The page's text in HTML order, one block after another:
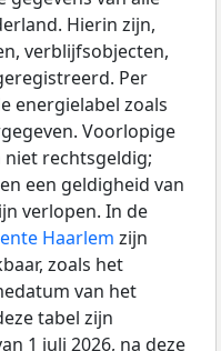
Hierin zijn,
verblijfsobjecten,
Per
energielabel zoals
Voorlopige
rechtsgeldig;
een geldigheid van
verlopen. In de
Haarlem zijn
zoals het
van het
tabel zijn
1 juli 2026, na deze